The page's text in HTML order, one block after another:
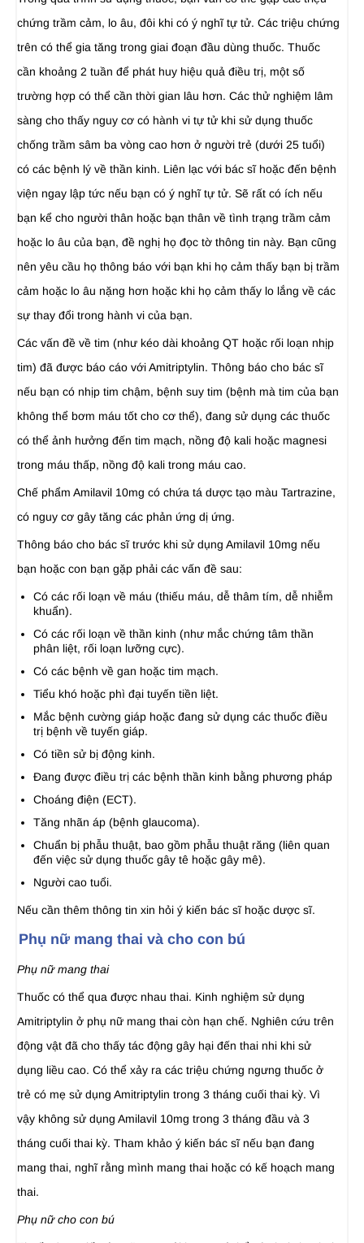
chứng trầm cảm, lo âu, đôi khi có ý nghĩ tự tử. Các triệu chứng
trên có thể gia tăng trong giai đoạn đầu dùng thuốc. Thuốc
cần khoảng 2 tuần để phát huy hiệu quả điều trị, một số
trường hợp có thể cần thời gian lâu hơn. Các thử nghiệm lâm
sàng cho thấy nguy cơ có hành vi tự tử khi sử dụng thuốc
chống trầm sâm ba vòng cao hơn ở người trẻ (dưới 25 tuổi)
có các bệnh lý về thần kinh. Liên lạc với bác sĩ hoặc đến bệnh
viện ngay lập tức nếu bạn có ý nghĩ tự tử. Sẽ rất có ích nếu
bạn kể cho người thân hoặc bạn thân về tình trạng trầm cảm
hoặc lo âu của bạn, đề nghị họ đọc tờ thông tin này. Bạn cũng
nên yêu cầu họ thông báo với bạn khi họ cảm thấy bạn bị trầm
cảm hoặc lo âu nặng hơn hoặc khi họ cảm thấy lo lắng về các
sự thay đổi trong hành vi của bạn.
Các vấn đề về tim (như kéo dài khoảng QT hoặc rối loạn nhịp
tim) đã được báo cáo với Amitriptylin. Thông báo cho bác sĩ
nếu bạn có nhịp tim chậm, bệnh suy tim (bệnh mà tim của bạn
không thể bơm máu tốt cho cơ thể), đang sử dụng các thuốc
có thể ảnh hưởng đến tim mạch, nồng độ kali hoặc magnesi
trong máu thấp, nồng độ kali trong máu cao.
Chế phẩm Amilavil 10mg có chứa tá dược tạo màu Tartrazine,
có nguy cơ gây tăng các phản ứng dị ứng.
Thông báo cho bác sĩ trước khi sử dụng Amilavil 10mg nếu
bạn hoặc con bạn gặp phải các vấn đề sau:
Có các rối loạn về máu (thiếu máu, dễ thâm tím, dễ nhiễm
khuẩn).
Có các rối loạn về thần kinh (như mắc chứng tâm thần
phân liệt, rối loạn lưỡng cực).
Có các bệnh về gan hoặc tim mạch.
Tiểu khó hoặc phì đại tuyến tiền liệt.
Mắc bệnh cường giáp hoặc đang sử dụng các thuốc điều
trị bệnh về tuyến giáp.
Có tiền sử bị động kinh.
Đang được điều trị các bệnh thần kinh bằng phương pháp
Choáng điện (ECT).
Tăng nhãn áp (bệnh glaucoma).
Chuẩn bị phẫu thuật, bao gồm phẫu thuật răng (liên quan
đến việc sử dụng thuốc gây tê hoặc gây mê).
Người cao tuổi.
Nếu cần thêm thông tin xin hỏi ý kiến bác sĩ hoặc dược sĩ.
Phụ nữ mang thai và cho con bú
Phụ nữ mang thai
Thuốc có thể qua được nhau thai. Kinh nghiệm sử dụng
Amitriptylin ở phụ nữ mang thai còn hạn chế. Nghiên cứu trên
động vật đã cho thấy tác động gây hại đến thai nhi khi sử
dụng liều cao. Có thể xảy ra các triệu chứng ngưng thuốc ở
trẻ có mẹ sử dụng Amitriptylin trong 3 tháng cuối thai kỳ. Vì
vậy không sử dụng Amilavil 10mg trong 3 tháng đầu và 3
tháng cuối thai kỳ. Tham khảo ý kiến bác sĩ nếu bạn đang
mang thai, nghĩ rằng mình mang thai hoặc có kế hoạch mang
thai.
Phụ nữ cho con bú